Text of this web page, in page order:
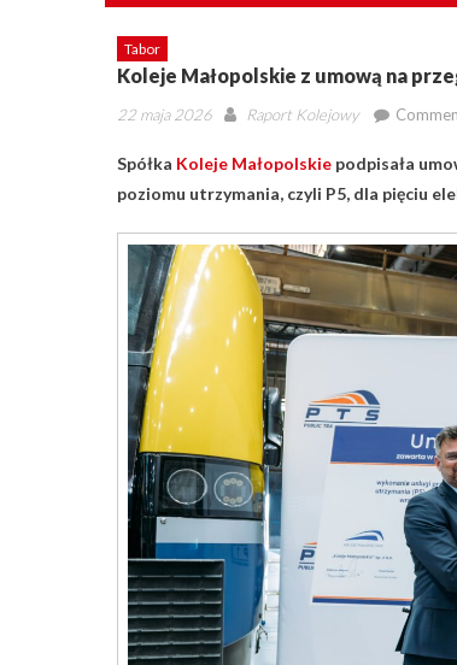
Tabor
Koleje Małopolskie z umową na
Posted
22 maja 2026 Author
Raport Kolejowy
Spółka Koleje Małopolskie podpisała
poziomu utrzymania, czyli P5, dla pięciu